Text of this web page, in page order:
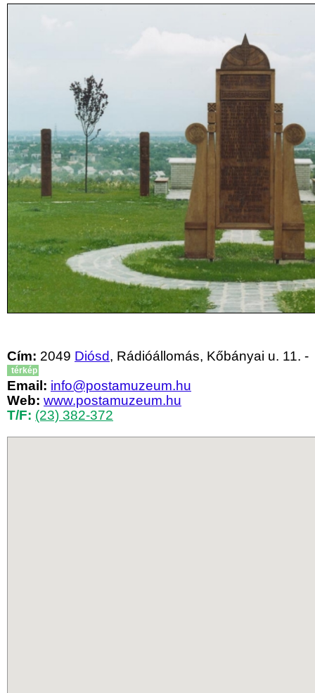
Cím: 2049 Diósd, Rádióállomás, Kőbányai u. 11. -
térkép
Email: info@postamuzeum.hu
Web: www.postamuzeum.hu
T/F: (23) 382-372